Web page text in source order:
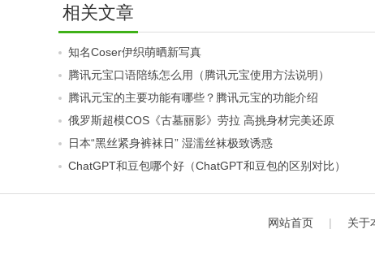
相关文章
知名Coser伊织萌晒新写真
腾讯元宝口语陪练怎么用（腾讯元宝使用方法说明）
腾讯元宝的主要功能有哪些？腾讯元宝的功能介绍
俄罗斯超模COS《古墓丽影》劳拉 高挑身材完美还原
日本“黑丝紧身裤袜日” 湿濡丝袜极致诱惑
ChatGPT和豆包哪个好（ChatGPT和豆包的区别对比）
网站首页 | 关于